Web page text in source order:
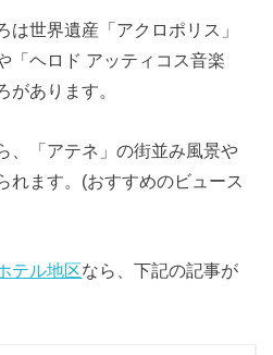
は世界遺産「アクロポリス」
「ヘロド アッティコス音楽
があります。
、「アテネ」の街並み風景や
れます。(おすすめのビュース
テル地区なら、下記の記事が